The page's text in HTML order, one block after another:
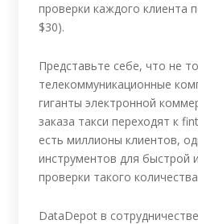
проверки каждого клиента
$30).
Представьте себе, что не
телекоммуникационные
гиганты электронной
заказа такси переходят к
есть миллионы клиентов,
инструментов для быстрой
проверки такого
DataDepot в